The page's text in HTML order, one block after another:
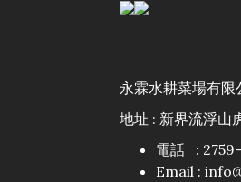
永霖水耕菜場有限
地址 : 新界流浮山
電話 :
Email :